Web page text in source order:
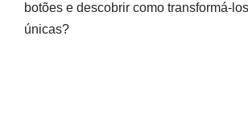
botões e descobrir como transformá-
únicas?